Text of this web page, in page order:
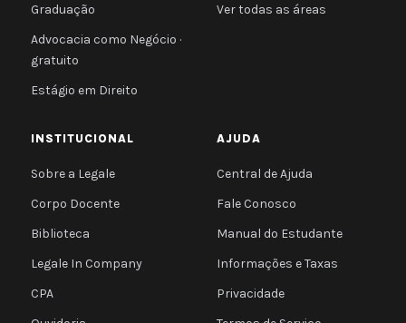
Graduação
Advocacia como Negócio ·
gratuito
Estágio em Direito
Ver todas as áreas
INSTITUCIONAL
Sobre a Legale
Corpo Docente
Biblioteca
Legale In Company
CPA
AJUDA
Central de Ajuda
Fale Conosco
Manual do Estudante
Informações e Taxas
Privacidade